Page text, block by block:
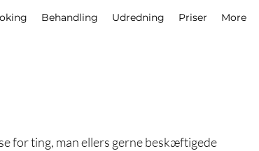
Behandling Udredning Priser More
for ting, man ellers gerne beskæftigede